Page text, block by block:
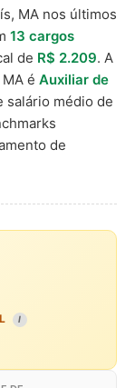
MA nos últimos
13 cargos
de R$ 2.209. A
é Auxiliar de
salário médio de
de
I